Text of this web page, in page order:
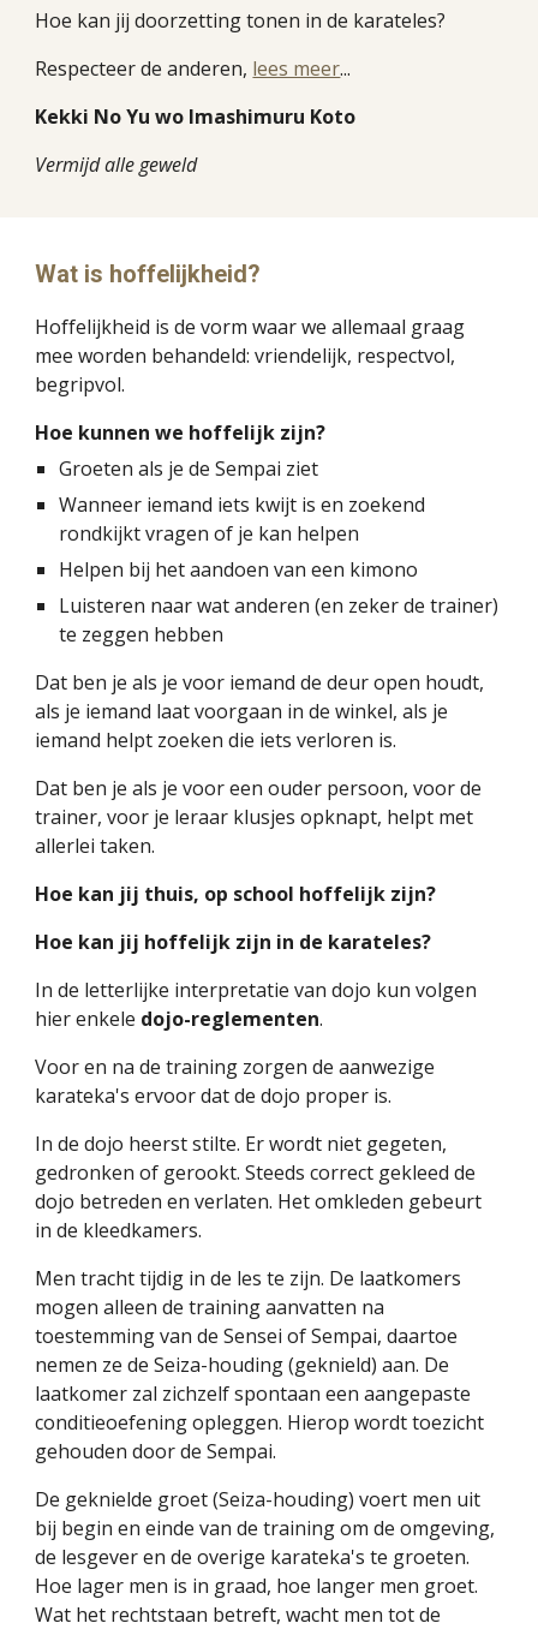
Hoe kan jij doorzetting tonen in de karateles?
Respecteer de anderen, lees meer...
Kekki No Yu wo Imashimuru Koto
Vermijd alle geweld
Wat is hoffelijkheid?
Hoffelijkheid is de vorm waar we allemaal graag
mee worden behandeld: vriendelijk, respectvol,
begripvol.
Hoe kunnen we hoffelijk zijn?
Groeten als je de Sempai ziet
Wanneer iemand iets kwijt is en zoekend
rondkijkt vragen of je kan helpen
Helpen bij het aandoen van een kimono
Luisteren naar wat anderen (en zeker de trainer)
te zeggen hebben
Dat ben je als je voor iemand de deur open houdt,
als je iemand laat voorgaan in de winkel, als je
iemand helpt zoeken die iets verloren is.
Dat ben je als je voor een ouder persoon, voor de
trainer, voor je leraar klusjes opknapt, helpt met
allerlei taken.
Hoe kan jij thuis, op school hoffelijk zijn?
Hoe kan jij hoffelijk zijn in de karateles?
In de letterlijke interpretatie van dojo kun volgen
hier enkele dojo-reglementen.
Voor en na de training zorgen de aanwezige
karateka's ervoor dat de dojo proper is.
In de dojo heerst stilte. Er wordt niet gegeten,
gedronken of gerookt. Steeds correct gekleed de
dojo betreden en verlaten. Het omkleden gebeurt
in de kleedkamers.
Men tracht tijdig in de les te zijn. De laatkomers
mogen alleen de training aanvatten na
toestemming van de Sensei of Sempai, daartoe
nemen ze de Seiza-houding (geknield) aan. De
laatkomer zal zichzelf spontaan een aangepaste
conditieoefening opleggen. Hierop wordt toezicht
gehouden door de Sempai.
De geknielde groet (Seiza-houding) voert men uit
bij begin en einde van de training om de omgeving,
de lesgever en de overige karateka's te groeten.
Hoe lager men is in graad, hoe langer men groet.
Wat het rechtstaan betreft, wacht men tot de